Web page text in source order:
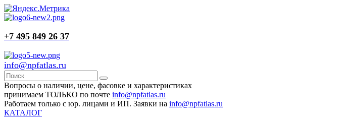
+7 495 849 26 37
info@npfatlas.ru
Вопросы о наличии, цене, фасовке и характеристиках
принимаем ТОЛЬКО по почте info@npfatlas.ru
Работаем только с юр. лицами и ИП. Заявки на info@npfatlas.ru
КАТАЛОГ